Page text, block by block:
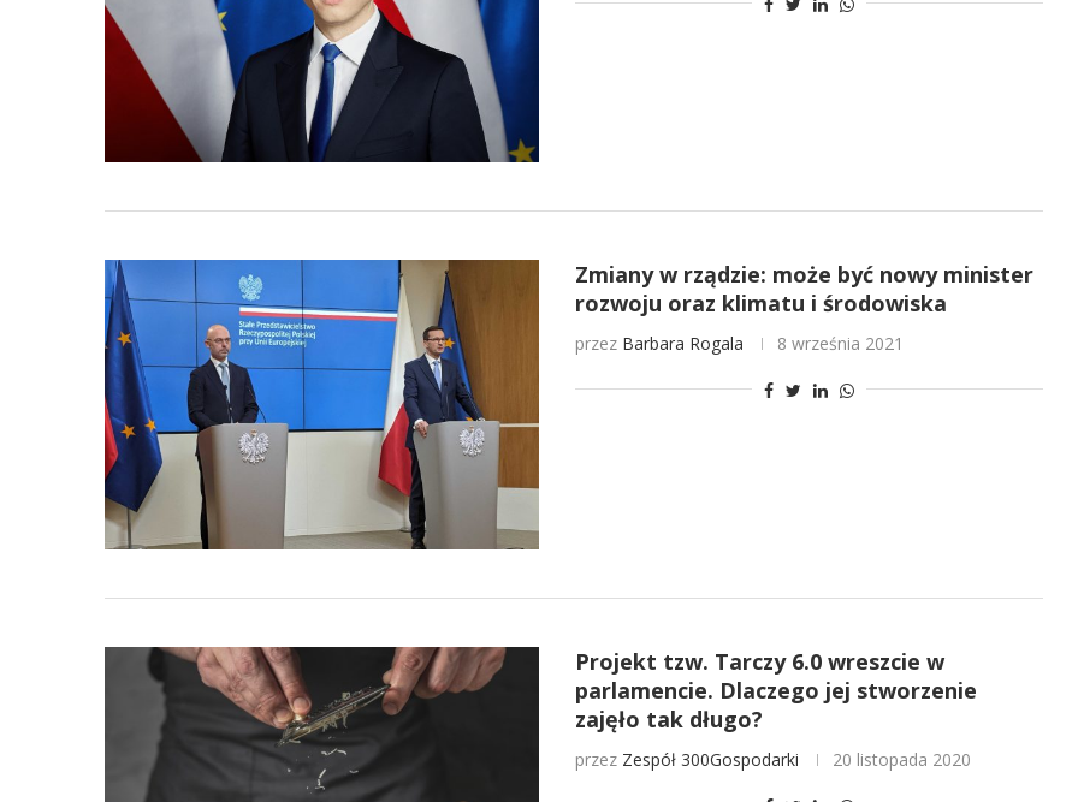
Zmiany w rządzie: może być nowy minister
rozwoju oraz klimatu i środowiska
przez Barbara Rogala 8 września 2021
Projekt tzw. Tarczy 6.0 wreszcie w
parlamencie. Dlaczego jej stworzenie
zajęło tak długo?
przez Zespół 300Gospodarki 20 listopada 2020